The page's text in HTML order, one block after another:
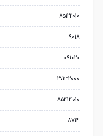
85122010
9018
091020
27132000
85414010
8714